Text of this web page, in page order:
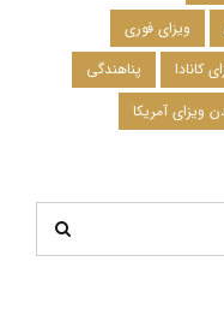
ویزای فوری
کانادا
پناهندگی
ویزای آمریکا